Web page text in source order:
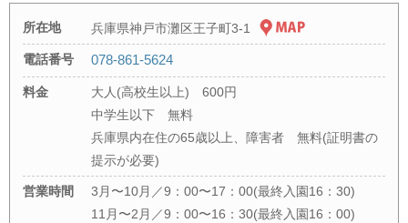
所在地 兵庫県神戸市灘区王子町3-1
電話番号 078-861-5624
料金
大人(高校生以上) 600円
中学生以下 無料
兵庫県内在住の65歳以上、障害者 無料(証明書の
提示が必要)
営業時間
3月〜10月／9：00〜17：00(最終入園16：30)
11月〜2月／9：00〜16：30(最終入園16：00)